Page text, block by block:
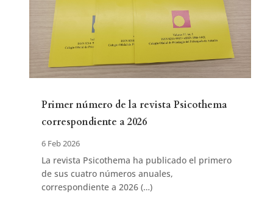
Primer número de la revista Psicothema
correspondiente a 2026
6 Feb 2026
La revista Psicothema ha publicado el primero
de sus cuatro números anuales,
correspondiente a 2026 (…)